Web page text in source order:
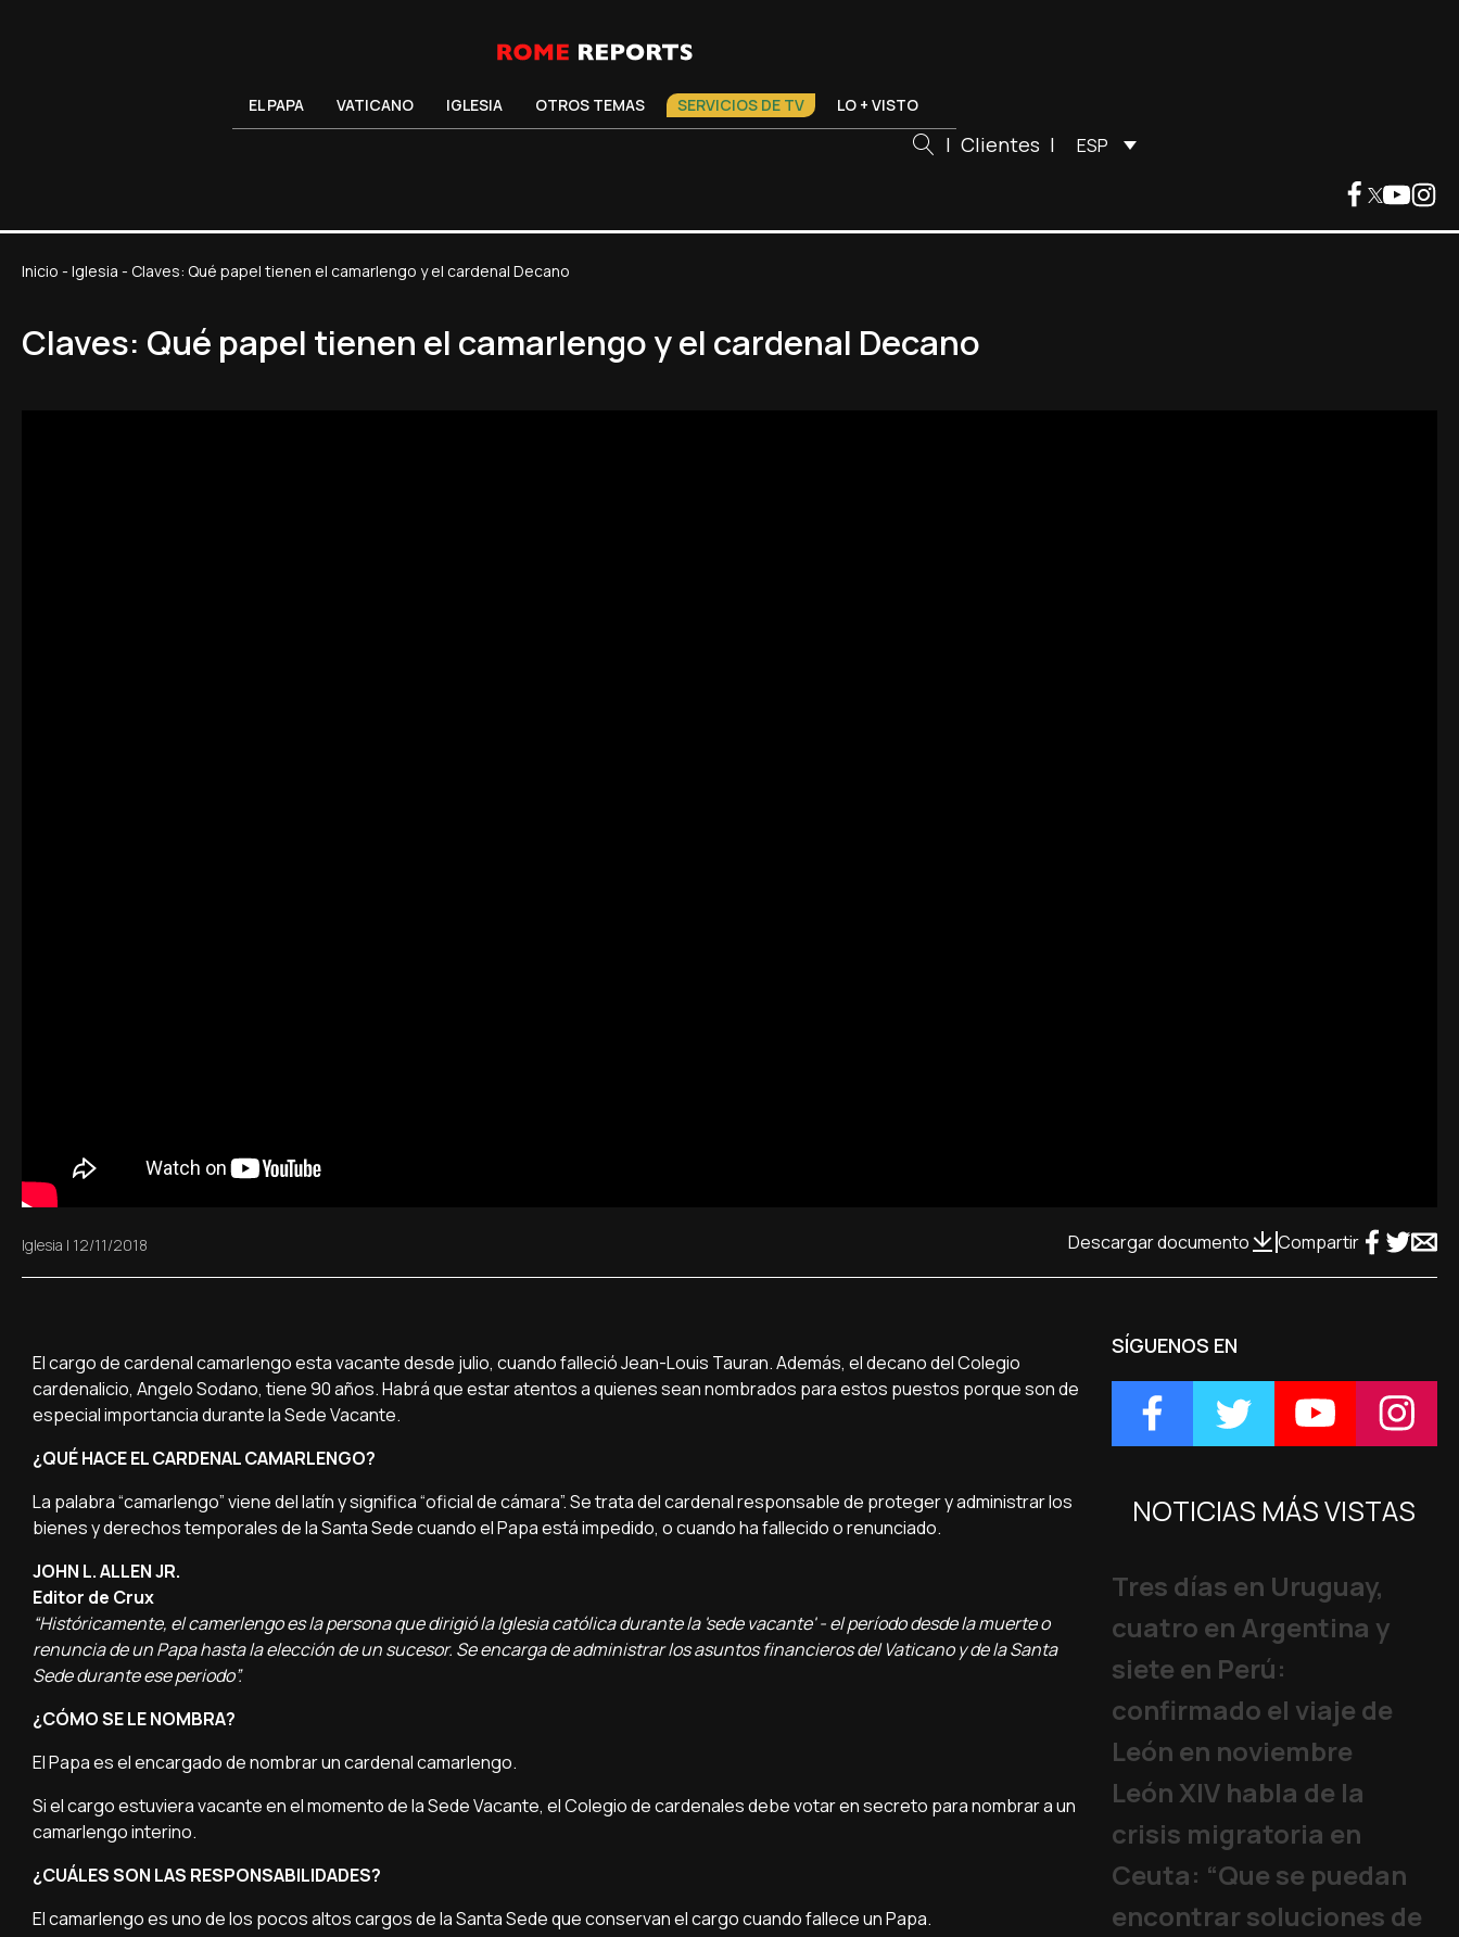
EL PAPA VATICANO IGLESIA OTROS TEMAS SERVICIOS DE TV LO + VISTO
| Clientes | ESP
Inicio - Iglesia - Claves: Qué papel tienen el camarlengo y el cardenal Decano
Claves: Qué papel tienen el camarlengo y el cardenal Decano
Iglesia | 12/11/2018 Descargar documento Compartir
El cargo de cardenal camarlengo esta vacante desde julio, cuando falleció Jean-Louis Tauran. Además, el decano del Colegio
cardenalicio, Angelo Sodano, tiene 90 años. Habrá que estar atentos a quienes sean nombrados para estos puestos porque son de
especial importancia durante la Sede Vacante.
¿QUÉ HACE EL CARDENAL CAMARLENGO?
La palabra “camarlengo” viene del latín y significa “oficial de cámara”. Se trata del cardenal responsable de proteger y administrar los
bienes y derechos temporales de la Santa Sede cuando el Papa está impedido, o cuando ha fallecido o renunciado.
JOHN L. ALLEN JR.
Editor de Crux
“Históricamente, el camerlengo es la persona que dirigió la Iglesia católica durante la 'sede vacante' - el período desde la muerte o
renuncia de un Papa hasta la elección de un sucesor. Se encarga de administrar los asuntos financieros del Vaticano y de la Santa
Sede durante ese periodo”.
¿CÓMO SE LE NOMBRA?
El Papa es el encargado de nombrar un cardenal camarlengo.
Si el cargo estuviera vacante en el momento de la Sede Vacante, el Colegio de cardenales debe votar en secreto para nombrar a un
camarlengo interino.
¿CUÁLES SON LAS RESPONSABILIDADES?
El camarlengo es uno de los pocos altos cargos de la Santa Sede que conservan el cargo cuando fallece un Papa.
SÍGUENOS EN
NOTICIAS MÁS VISTAS
Tres días en Uruguay,
cuatro en Argentina y
siete en Perú:
confirmado el viaje de
León en noviembre
León XIV habla de la
crisis migratoria en
Ceuta: “Que se puedan
encontrar soluciones de